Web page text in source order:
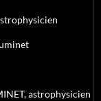
astrophysicien